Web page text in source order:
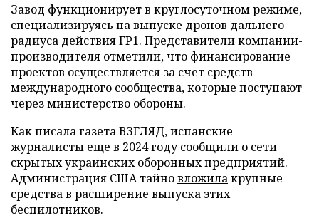
Завод функционирует в круглосуточном режиме,
специализируясь на выпуске дронов дальнего
радиуса действия FP1. Представители компании-
производителя отметили, что финансирование
проектов осуществляется за счет средств
международного сообщества, которые поступают
через министерство обороны.
Как писала газета ВЗГЛЯД, испанские
журналисты еще в 2024 годусообщили о сети
скрытых украинских оборонных предприятий.
Администрация США тайновложилакрупные
средства в расширение выпуска этих
беспилотников.